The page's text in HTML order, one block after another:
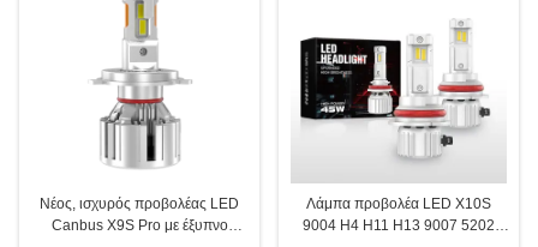
Νέος, ισχυρός προβολέας LED
Canbus X9S Pro με έξυπνο
Λάμπα προβολέα LED X10S
9004 H4 H11 H13 9007 5202